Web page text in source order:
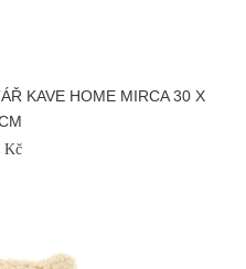
KAVE HOME MIRCA 30 X
Kč